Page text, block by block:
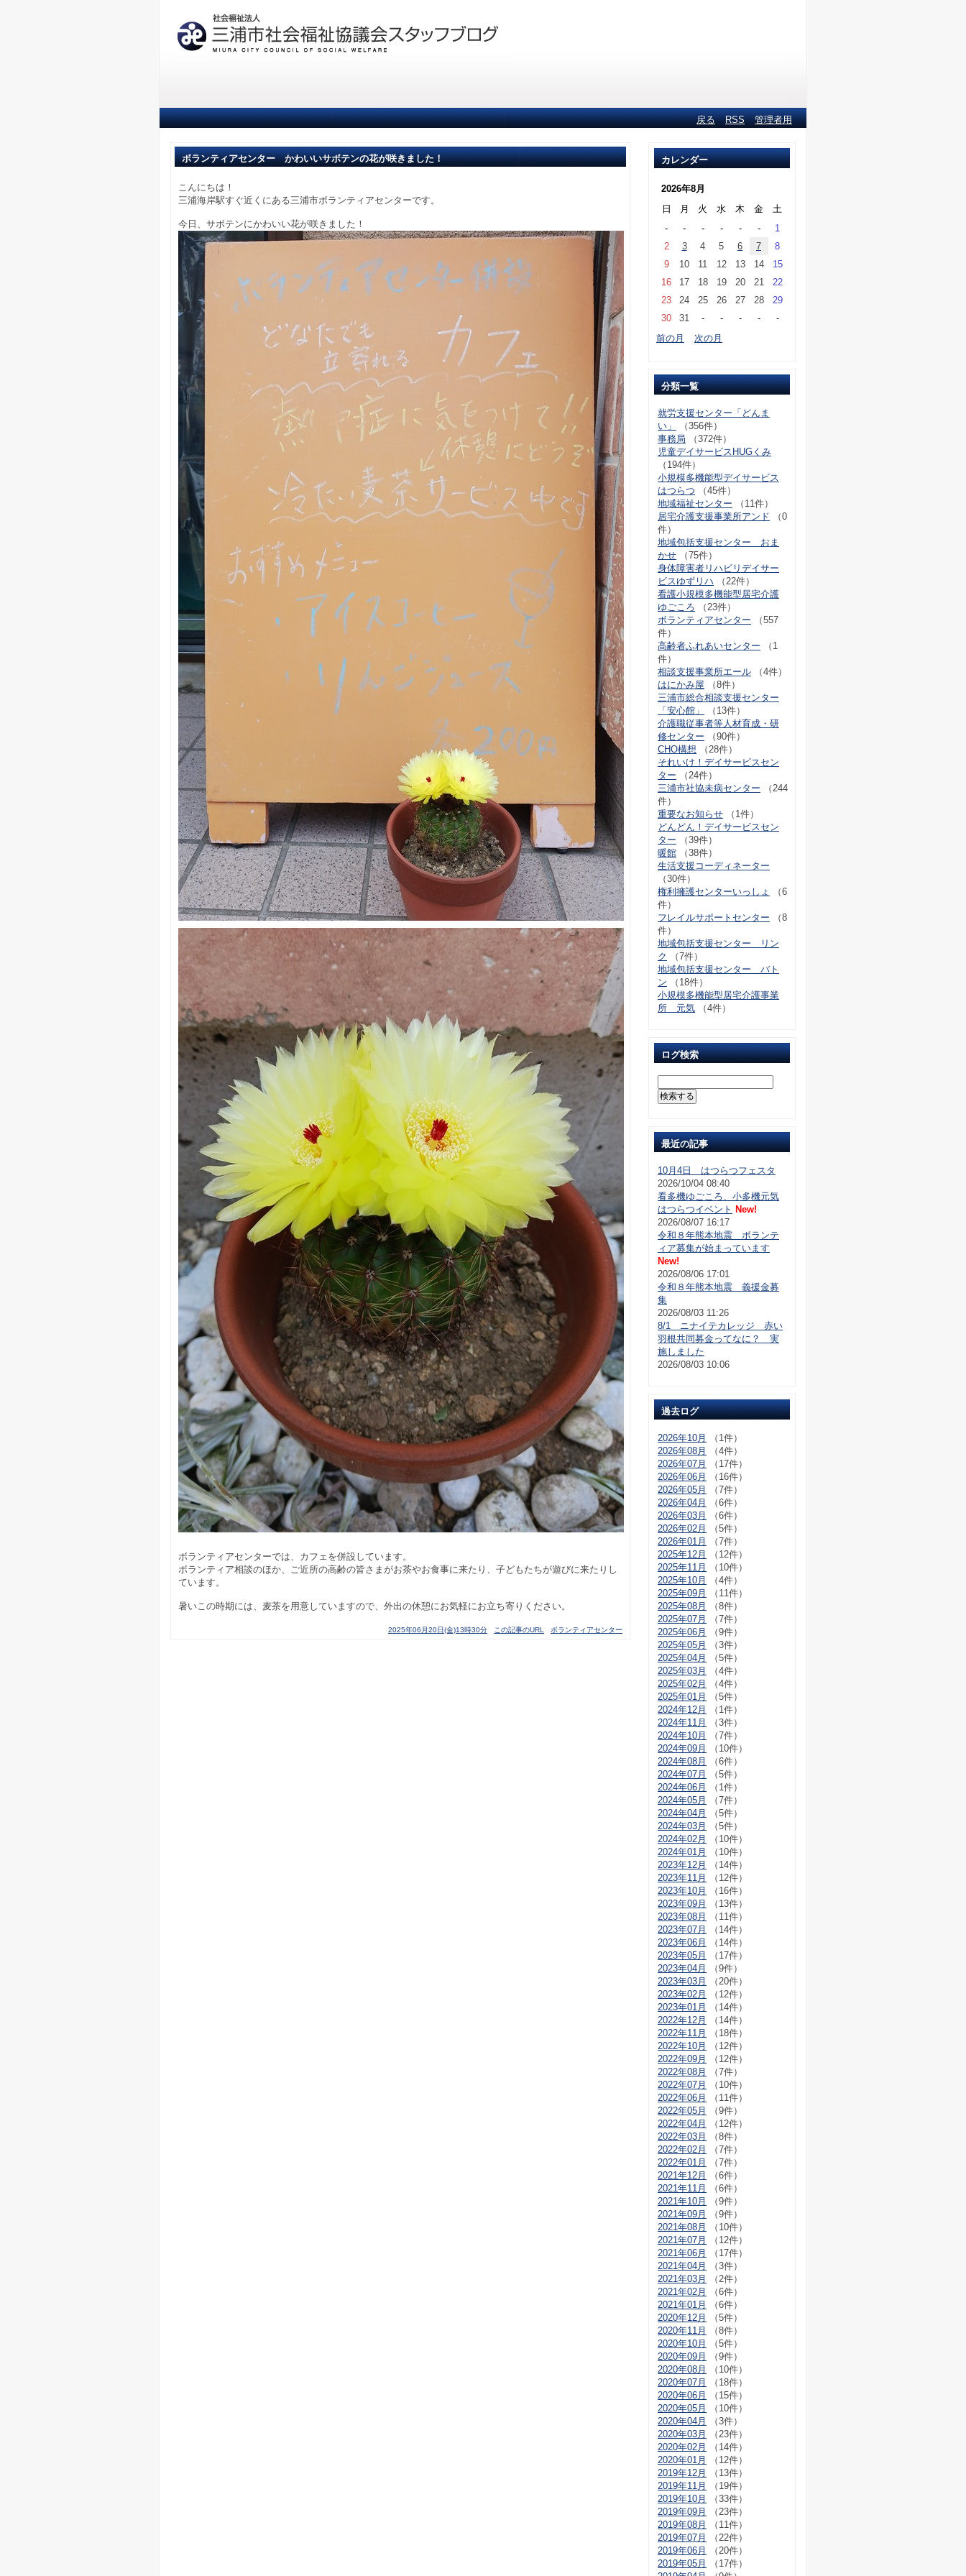
戻る RSS 管理者用
ボランティアセンター かわいいサボテンの花が咲きました！
こんにちは！
三浦海岸駅すぐ近くにある三浦市ボランティアセンターです。
今日、サボテンにかわいい花が咲きました！
ボランティアセンターでは、カフェを併設しています。
ボランティア相談のほか、ご近所の高齢の皆さまがお茶やお食事に来たり、子どもたちが遊びに来たりし
ています。
暑いこの時期には、麦茶を用意していますので、外出の休憩にお気軽にお立ち寄りください。
2025年06月20日(金)13時30分 この記事のURL ボランティアセンター
カレンダー
2026年8月
日
月 火 水 木 金
土
-
- - - - -
1
2
3 4 5 6 7
8
9
10 11 12 13 14
15
16
17 18 19 20 21
22
23
24 25 26 27 28
29
30
31 - - - -
-
前の月
次の月
分類一覧
就労支援センター「どんま
い」
（356件）
事務局 （372件）
児童デイサービスHUGくみ
（194件）
小規模多機能型デイサービス
はつらつ （45件）
地域福祉センター （11件）
居宅介護支援事業所アンド （0
件）
地域包括支援センター おま
かせ （75件）
身体障害者リハビリデイサー
ビスゆずリハ （22件）
看護小規模多機能型居宅介護
ゆごころ （23件）
ボランティアセンター （557
件）
高齢者ふれあいセンター （1
件）
相談支援事業所エール （4件）
はにかみ屋 （8件）
三浦市総合相談支援センター
「安心館」
（13件）
介護職従事者等人材育成・研
修センター （90件）
CHO構想 （28件）
それいけ！デイサービスセン
ター （24件）
三浦市社協未病センター （244
件）
重要なお知らせ （1件）
どんどん！デイサービスセン
ター （39件）
暖館 （38件）
生活支援コーディネーター
（30件）
権利擁護センターいっしょ
（6
件）
フレイルサポートセンター （8
件）
地域包括支援センター リン
ク
（7件）
地域包括支援センター バト
ン （18件）
小規模多機能型居宅介護事業
所 元気 （4件）
ログ検索
最近の記事
10月4日 はつらつフェスタ
2026/10/04 08:40
看多機ゆごころ、小多機元気
はつらつイベント New!
2026/08/07 16:17
令和８年熊本地震 ボランテ
ィア募集が始まっています
New!
2026/08/06 17:01
令和８年熊本地震 義援金募
集
2026/08/03 11:26
8/1 ニナイテカレッジ 赤い
羽根共同募金ってなに？ 実
施しました
2026/08/03 10:06
過去ログ
2026年10月
（1件）
2026年08月
（4件）
2026年07月
（17件）
2026年06月
（16件）
2026年05月
（7件）
2026年04月
（6件）
2026年03月
（6件）
2026年02月
（5件）
2026年01月
（7件）
2025年12月
（12件）
2025年11月
（10件）
2025年10月
（4件）
2025年09月
（11件）
2025年08月
（8件）
2025年07月
（7件）
2025年06月
（9件）
2025年05月
（3件）
2025年04月
（5件）
2025年03月
（4件）
2025年02月
（4件）
2025年01月
（5件）
2024年12月
（1件）
2024年11月
（3件）
2024年10月
（7件）
2024年09月
（10件）
2024年08月
（6件）
2024年07月
（5件）
2024年06月
（1件）
2024年05月
（7件）
2024年04月
（5件）
2024年03月
（5件）
2024年02月
（10件）
2024年01月
（10件）
2023年12月
（14件）
2023年11月
（12件）
2023年10月
（16件）
2023年09月
（13件）
2023年08月
（11件）
2023年07月
（14件）
2023年06月
（14件）
2023年05月
（17件）
2023年04月
（9件）
2023年03月
（20件）
2023年02月
（12件）
2023年01月
（14件）
2022年12月
（14件）
2022年11月
（18件）
2022年10月
（12件）
2022年09月
（12件）
2022年08月
（7件）
2022年07月
（10件）
2022年06月
（11件）
2022年05月
（9件）
2022年04月
（12件）
2022年03月
（8件）
2022年02月
（7件）
2022年01月
（7件）
2021年12月
（6件）
2021年11月
（6件）
2021年10月
（9件）
2021年09月
（9件）
2021年08月
（10件）
2021年07月
（12件）
2021年06月
（17件）
2021年04月
（3件）
2021年03月
（2件）
2021年02月
（6件）
2021年01月
（6件）
2020年12月
（5件）
2020年11月
（8件）
2020年10月
（5件）
2020年09月
（9件）
2020年08月
（10件）
2020年07月
（18件）
2020年06月
（15件）
2020年05月
（10件）
2020年04月
（3件）
2020年03月
（23件）
2020年02月
（14件）
2020年01月
（12件）
2019年12月
（13件）
2019年11月
（19件）
2019年10月
（33件）
2019年09月
（23件）
2019年08月
（11件）
2019年07月
（22件）
2019年06月
（20件）
2019年05月
（17件）